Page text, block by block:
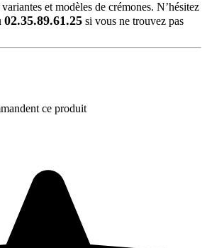
et modèles de crémones. N’hésitez
02.35.89.61.25 si vous ne trouvez pas
ce produit